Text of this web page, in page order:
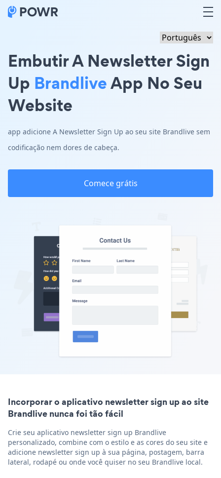
Embutir A Newsletter Sign
Up BrandliveApp No Seu
Website
app adicione A Newsletter Sign Up ao seu site Brandlive sem
codificação nem dores de cabeça.
Comece grátis
Incorporar o aplicativo newsletter sign up ao site
Brandlive nunca foi tão fácil
Crie seu aplicativo newsletter sign up Brandlive
personalizado, combine com o estilo e as cores do seu site e
adicione newsletter sign up à sua página, postagem, barra
lateral, rodapé ou onde você quiser no seu Brandlive local.